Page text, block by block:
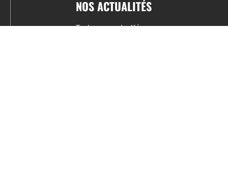
NOS ACTUALITÉS
Toutes nos actualités